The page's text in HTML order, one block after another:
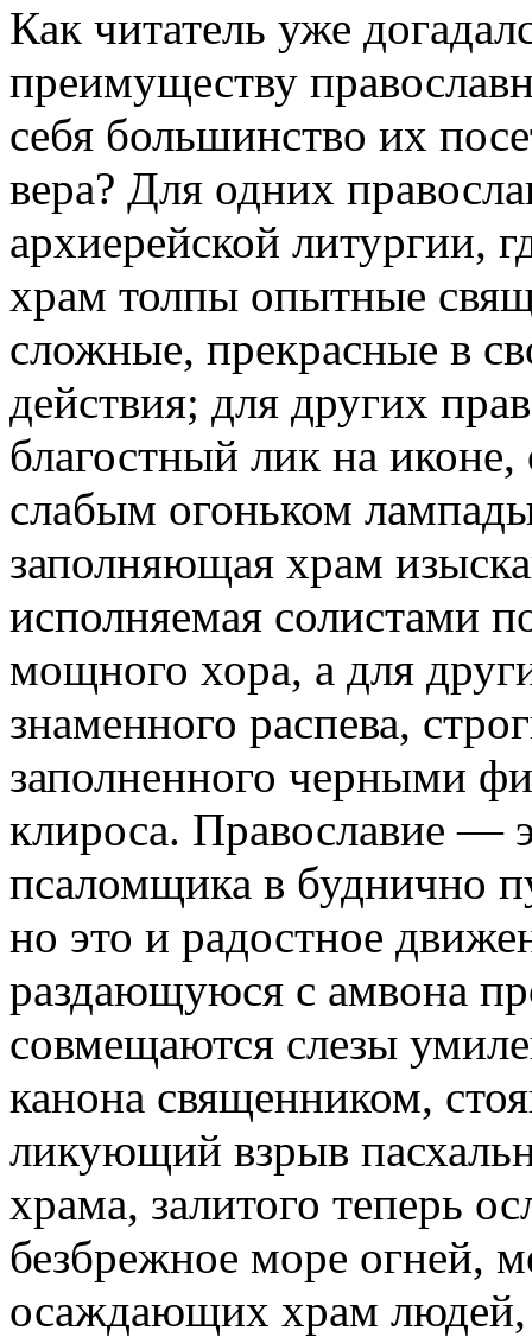
Как читатель уже
преимуществу
себя большинство их
вера? Для одних
архиерейской литургии,
храм толпы опытные
сложные, прекрасные в
действия; для других
благостный лик на
слабым огоньком
заполняющая храм
исполняемая солистами
мощного хора, а для
знаменного распева,
заполненного черными
клироса. Православие —
псаломщика в буднично
но это и радостное
раздающуюся с амвона
совмещаются слезы
канона священником,
ликующий взрыв
храма, залитого теперь
безбрежное море огней,
осаждающих храм людей,